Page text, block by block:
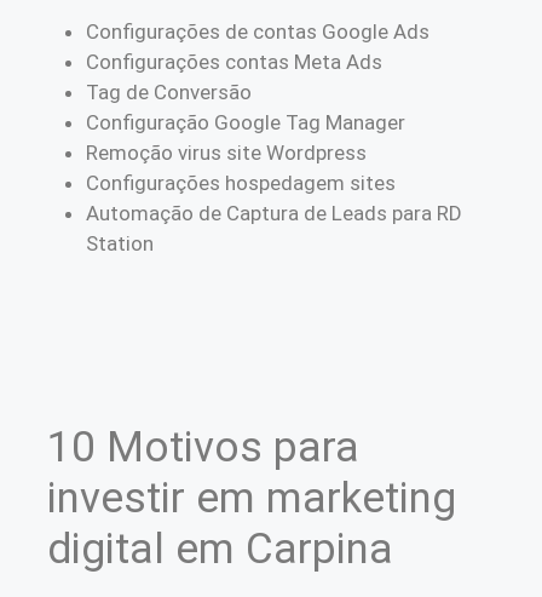
Configurações de contas Google Ads
Configurações contas Meta Ads
Tag de Conversão
Configuração Google Tag Manager
Remoção virus site Wordpress
Configurações hospedagem sites
Automação de Captura de Leads para RD
Station
10 Motivos para
investir em marketing
digital em Carpina